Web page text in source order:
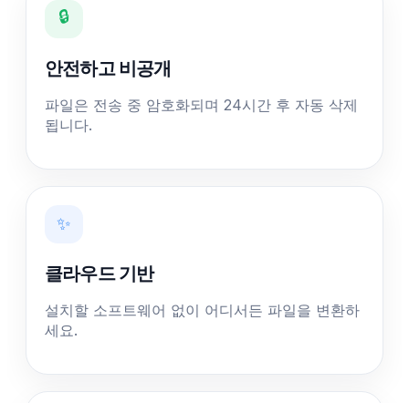
🔒
안전하고 비공개
파일은 전송 중 암호화되며 24시간 후 자동 삭제
됩니다.
✨
클라우드 기반
설치할 소프트웨어 없이 어디서든 파일을 변환하
세요.